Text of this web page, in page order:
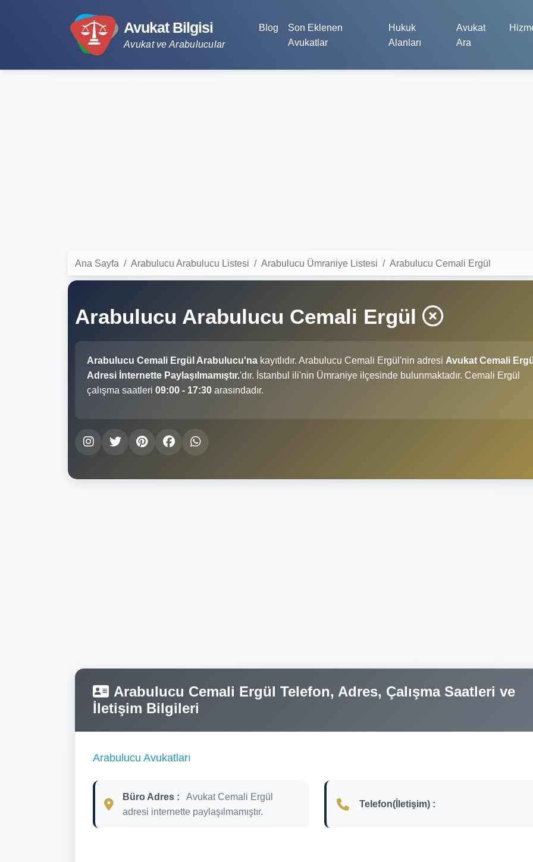
Avukat Bilgisi
Avukat ve Arabulucular
Blog
Son Eklenen
Avukatlar
Hukuk
Alanları
Avukat
Ara
Ana Sayfa Arabulucu Arabulucu Listesi Arabulucu Ümraniye Listesi Arabulucu Cemali Ergül
Arabulucu Arabulucu Cemali Ergül
Arabulucu Cemali Ergül Arabulucu'na kayıtlıdır. Arabulucu Cemali Ergül'nin adresi Avukat Cemali
Adresi İnternette Paylaşılmamıştır.'dır. İstanbul ili'nin Ümraniye ilçesinde bulunmaktadır. Cemali Ergül
çalışma saatleri 09:00 - 17:30 arasındadır.
Arabulucu Cemali Ergül Telefon, Adres, Çalışma Saatleri ve
İletişim Bilgileri
Arabulucu Avukatları
Büro Adres :
Avukat Cemali Ergül
adresi internette paylaşılmamıştır.
Telefon(İletişim) :